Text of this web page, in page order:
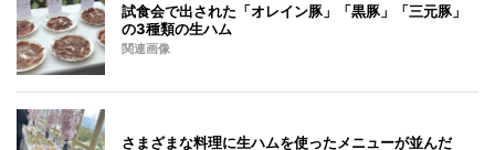
試食会で出された「オレイン豚」「黒豚」「三元豚」
の3種類の生ハム
関連画像
さまざまな料理に生ハムを使ったメニューが並んだ